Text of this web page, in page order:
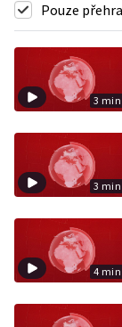
Pouze
3 min
3 min
4 min